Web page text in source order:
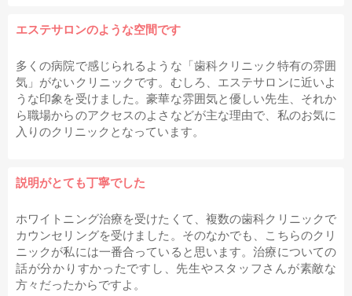
エステサロンのような空間です
多くの病院で感じられるような「歯科クリニック特有の雰囲
気」がないクリニックです。むしろ、エステサロンに近いよ
うな印象を受けました。豪華な雰囲気と優しい先生、それか
ら職場からのアクセスのよさなどが主な理由で、私のお気に
入りのクリニックとなっています。
説明がとても丁寧でした
ホワイトニング治療を受けたくて、複数の歯科クリニックで
カウンセリングを受けました。そのなかでも、こちらのクリ
ニックが私には一番合っていると思います。治療についての
話が分かりすかったですし、先生やスタッフさんが素敵な
方々だったからですよ。